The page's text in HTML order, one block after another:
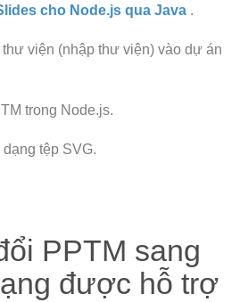
cho Node.js qua Java .
viện (nhập thư viện) vào dự án
trong Node.js.
tệp SVG.
PPTM sang
được hỗ trợ